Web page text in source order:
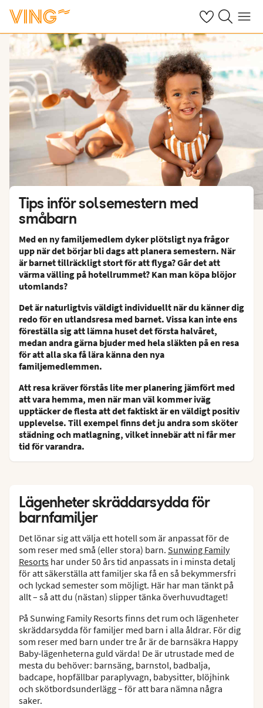
Se dinaSök på ving.se
Meny
Tips inför solsemestern med
småbarn
Med en ny familjemedlem dyker plötsligt nya frågor
upp när det börjar bli dags att planera semestern. När
är barnet tillräckligt stort för att flyga? Går det att
värma välling på hotellrummet? Kan man köpa blöjor
utomlands?
Det är naturligtvis väldigt individuellt när du känner dig
redo för en utlandsresa med barnet. Vissa kan inte ens
föreställa sig att lämna huset det första halvåret,
medan andra gärna bjuder med hela släkten på en resa
för att alla ska få lära känna den nya
familjemedlemmen.
Att resa kräver förstås lite mer planering jämfört med
att vara hemma, men när man väl kommer iväg
upptäcker de flesta att det faktiskt är en väldigt positiv
upplevelse. Till exempel finns det ju andra som sköter
städning och matlagning, vilket innebär att ni får mer
tid för varandra.
Lägenheter skräddarsydda för
barnfamiljer
Det lönar sig att välja ett hotell som är anpassat för de
som reser med små (eller stora) barn. Sunwing Family
Resorts har under 50 års tid anpassats in i minsta detalj
för att säkerställa att familjer ska få en så bekymmersfri
och lyckad semester som möjligt. Här har man tänkt på
allt – så att du (nästan) slipper tänka överhuvudtaget!
På Sunwing Family Resorts finns det rum och lägenheter
skräddarsydda för familjer med barn i alla åldrar. För dig
som reser med barn under tre år är de barnsäkra Happy
Baby-lägenheterna guld värda! De är utrustade med de
mesta du behöver: barnsäng, barnstol, badbalja,
badcape, hopfällbar paraplyvagn, babysitter, blöjhink
och skötbordsunderlägg – för att bara nämna några
saker.